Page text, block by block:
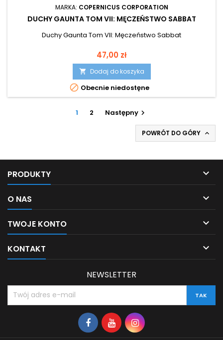
MARKA: COPERNICUS CORPORATION
DUCHY GAUNTA TOM VII: MĘCZEŃSTWO SABBAT
Duchy Gaunta Tom VII: Męczeństwo Sabbat
Cena
47,00 zł
 Dodaj do koszyka
 Obecnie niedostęne
1 2 Następny 
POWRÓT DO GÓRY 
PRODUKTY 
O NAS 
TWOJE KONTO 
KONTAKT 
NEWSLETTER